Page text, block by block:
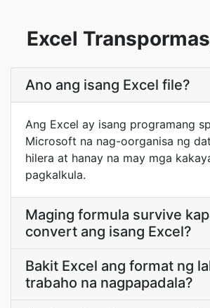
Excel
Ano ang isang Excel file?
Ang Excel ay isang programang
Microsoft na nag-oorganisa ng
hilera at hanay na may mga
pagkalkula.
Maging formula survive
convert ang isang Excel?
Bakit Excel ang format ng
trabaho na nagpapadala?